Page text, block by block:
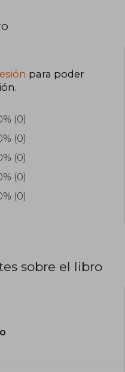
para poder
.
(0)
(0)
(0)
(0)
(0)
sobre el libro